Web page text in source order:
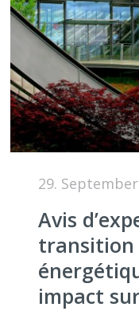
29.
Avis
transition
impact